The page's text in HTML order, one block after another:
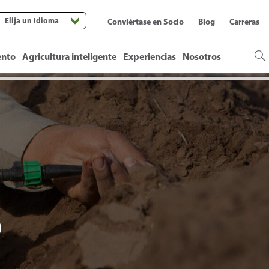
Agricultura inteligente Experiencias Nosotros
Conviértase en Socio Blog Carreras
Elija un Idioma